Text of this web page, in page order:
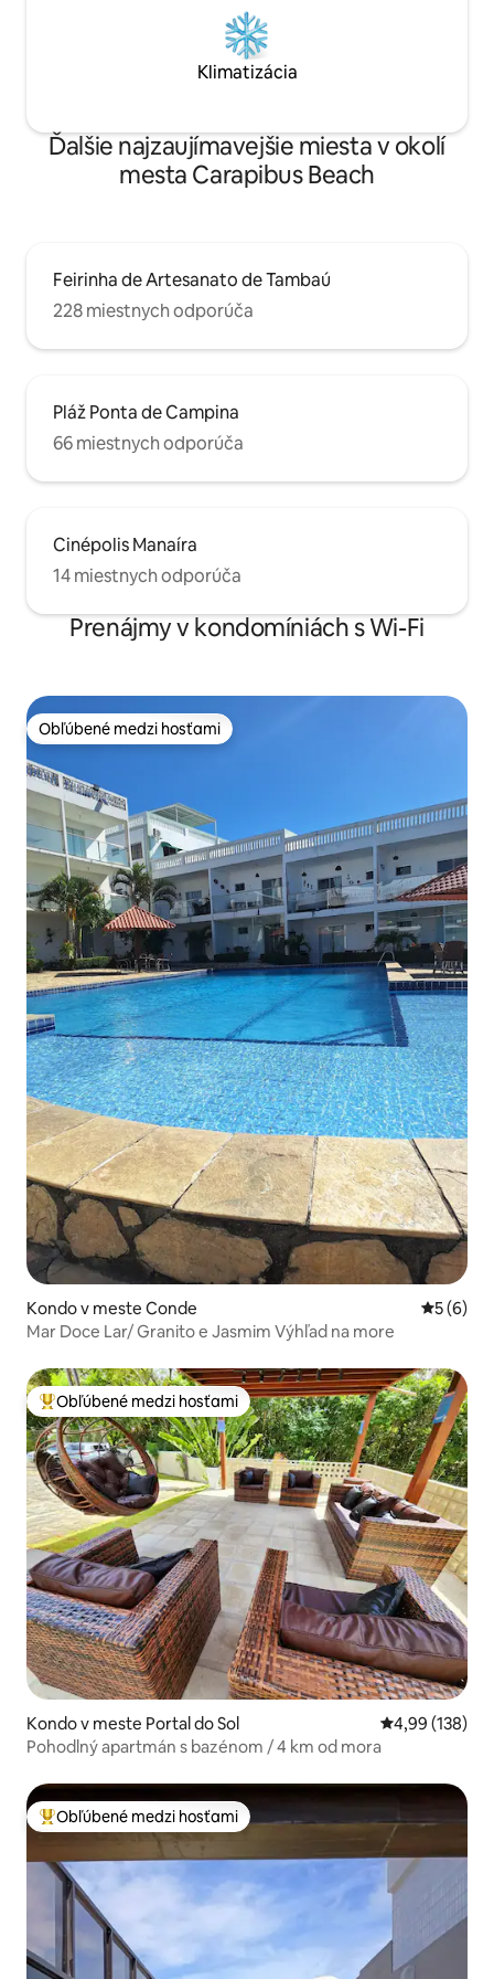
Klimatizácia
Ďalšie najzaujímavejšie miesta v okolí
mesta Carapibus Beach
Feirinha de Artesanato de Tambaú
228 miestnych odporúča
Pláž Ponta de Campina
66 miestnych odporúča
Cinépolis Manaíra
14 miestnych odporúča
Prenájmy v kondomíniách s Wi-Fi
Obľúbené medzi hosťami
Obľúbené medzi hosťami
Kondo v meste Conde
5 (6)
Mar Doce Lar/ Granito e Jasmim Výhľad na more
Najobľúbenejšie medzi hosťami
Obľúbené medzi hosťami
Kondo v meste Portal do Sol Priemerné
4,99 (138)
Pohodlný apartmán s bazénom / 4 km od mora
Najobľúbenejšie medzi hosťami
Obľúbené medzi hosťami